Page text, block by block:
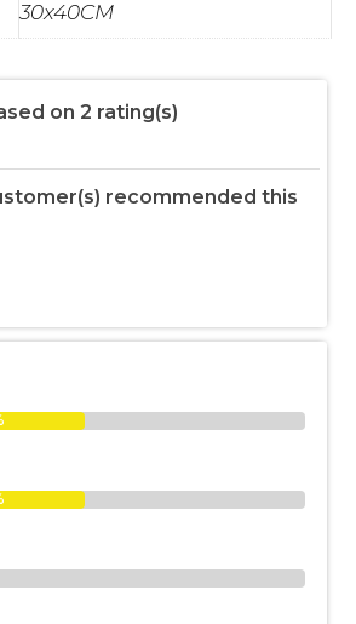
30x40CM
on 2 rating(s)
recommended this